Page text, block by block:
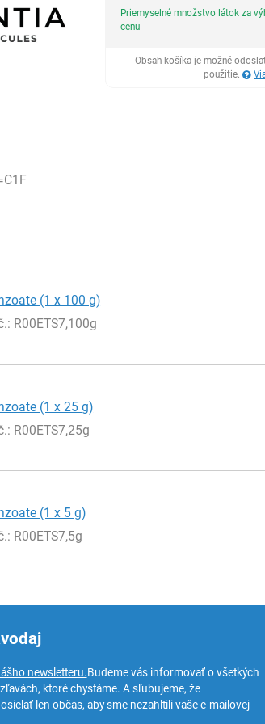
Priemyselné množstvo látok za
cenu
Obsah košíka je možné
použitie.
(1 x 100 g)
: R00ETS7,100g
(1 x 25 g)
: R00ETS7,25g
(1 x 5 g)
: R00ETS7,5g
newsletteru.Budeme vás informovať o všetkých
ktoré chystáme. A sľubujeme, že
len občas, aby sme nezahltili vaše e-mailovej